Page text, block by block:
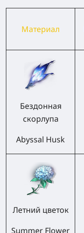
Материал
Бездонная
скорлупа
Abyssal Husk
Летний цветок
Summer Flower